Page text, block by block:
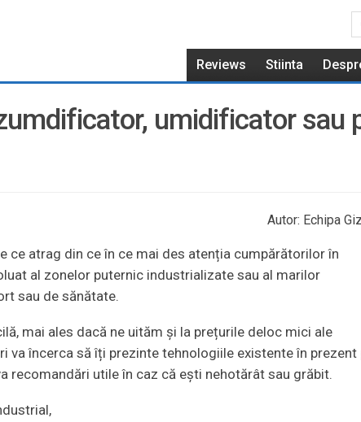
Reviews Stiinta
umidificator sau
Autor: Echipa
ce atrag din ce în ce mai des atenția cumpărătorilor în
al zonelor puternic industrializate sau al marilor
sau de sănătate.
mai ales dacă ne uităm și la prețurile deloc mici ale
va încerca să îți prezinte tehnologiile existente în prezent
recomandări utile în caz că ești nehotărât sau grăbit.